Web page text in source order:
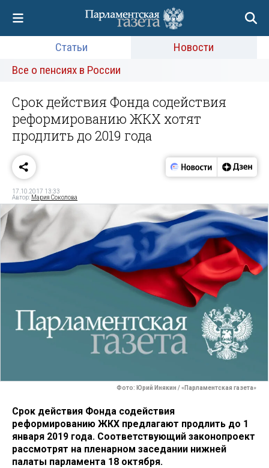
Статьи
Новости
Все о пенсиях в России
Срок действия Фонда содействия
реформированию ЖКХ хотят
продлить до 2019 года
17.10.2017 13:33
Автор: Мария Соколова
Фото: Юрий Инякин / «Парламентская газета»
Срок действия Фонда содействия
реформированию ЖКХ предлагают продлить до 1
января 2019 года. Соответствующий законопроект
рассмотрят на пленарном заседании нижней
палаты парламента 18 октября.